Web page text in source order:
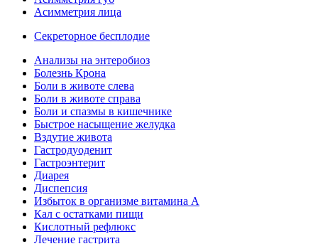
Асимметрия лица
Секреторное бесплодие
Анализы на энтеробиоз
Болезнь Крона
Боли в животе слева
Боли в животе справа
Боли и спазмы в кишечнике
Быстрое насыщение желудка
Вздутие живота
Гастродуоденит
Гастроэнтерит
Диарея
Диспепсия
Избыток в организме витамина А
Кал с остатками пищи
Кислотный рефлюкс
Лечение гастрита